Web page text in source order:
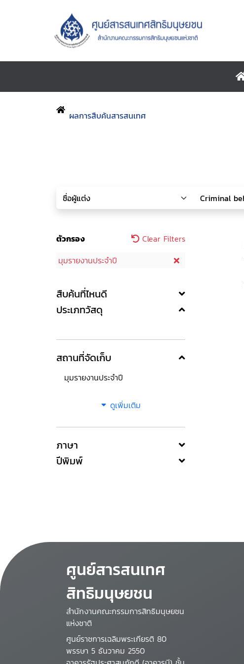
ผลการสืบค้นสารสนเทศ
ตัวกรอง
Clear Filters
มุมรายงานประจำปี
สืบค้นที่ไหนดี
ประเภทวัสดุ
สถานที่จัดเก็บ
มุมรายงานประจำปี
ดูเพิ่มเติม
ภาษา
ปีพิมพ์
ศูนย์สารสนเทศ
สิทธิมนุษยชน
สำนักงานคณะกรรมการสิทธิมนุษยชน
แห่งชาติ
ศูนย์ราชการเฉลิมพระเกียรติ 80
พรรษา 5 ธันวาคม 2550